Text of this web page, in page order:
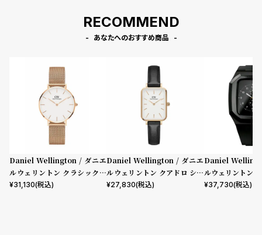
RECOMMEND
あなたへのおすすめ商品
Daniel Wellington / ダニエ
ルウェリントン クラシックペ
ティット メルローズ ローズゴ
¥31,130(税込)
Daniel Wellington / ダニエ
ルウェリントン クアドロ シェ
フィールド ローズゴールド/ホ
¥27,830(税込)
Daniel
ルウェリントン
mm Apple
¥37,730(税込)